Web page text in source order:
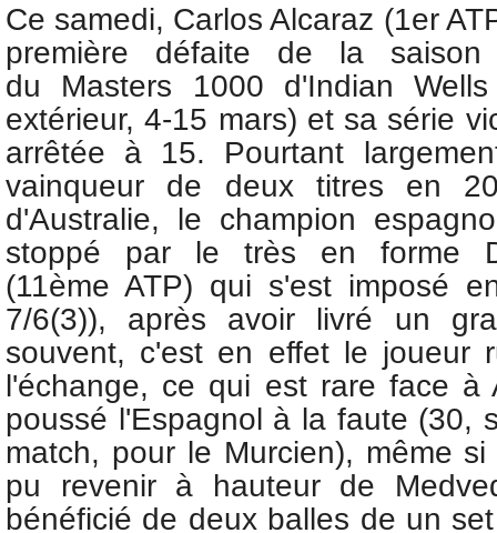
Ce samedi, Carlos Alcaraz (1er
première défaite de la
du Masters 1000 d'Indian
extérieur, 4-15 mars) et sa série
arrêtée à 15. Pourtant
vainqueur de deux titres en
d'Australie, le champion
stoppé par le très en forme
(11ème ATP) qui s'est imposé
7/6(3)), après avoir livré un
souvent, c'est en effet le joueur
l'échange, ce qui est rare face à
poussé l'Espagnol à la faute (30,
match, pour le Murcien), même
pu revenir à hauteur de
bénéficié de deux balles de un